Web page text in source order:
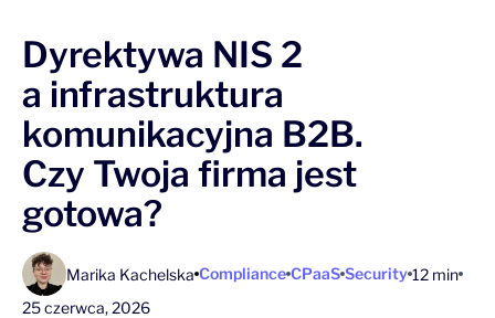
Dyrektywa NIS 2
a infrastruktura
komunikacyjna B2B.
Czy Twoja firma jest
gotowa?
Marika Kachelska Compliance CPaaS Security 12 min
25 czerwca, 2026